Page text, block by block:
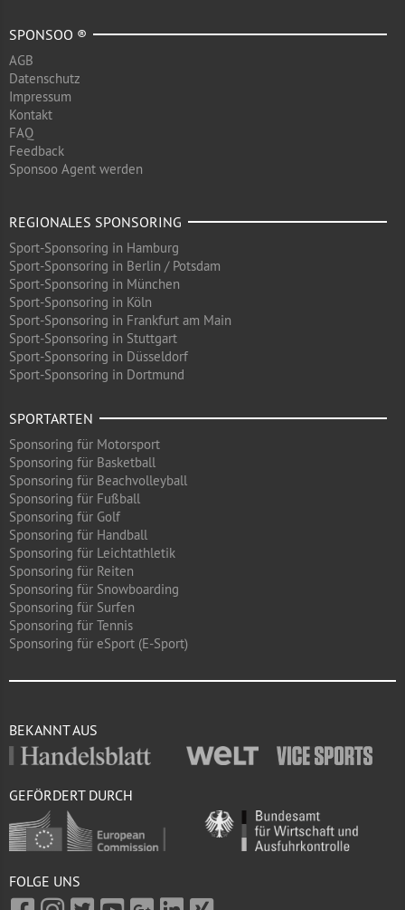
SPONSOO ®
AGB
Datenschutz
Impressum
Kontakt
FAQ
Feedback
Sponsoo Agent werden
REGIONALES SPONSORING
Sport-Sponsoring in Hamburg
Sport-Sponsoring in Berlin / Potsdam
Sport-Sponsoring in München
Sport-Sponsoring in Köln
Sport-Sponsoring in Frankfurt am Main
Sport-Sponsoring in Stuttgart
Sport-Sponsoring in Düsseldorf
Sport-Sponsoring in Dortmund
SPORTARTEN
Sponsoring für Motorsport
Sponsoring für Basketball
Sponsoring für Beachvolleyball
Sponsoring für Fußball
Sponsoring für Golf
Sponsoring für Handball
Sponsoring für Leichtathletik
Sponsoring für Reiten
Sponsoring für Snowboarding
Sponsoring für Surfen
Sponsoring für Tennis
Sponsoring für eSport (E-Sport)
BEKANNT AUS
GEFÖRDERT DURCH
FOLGE UNS